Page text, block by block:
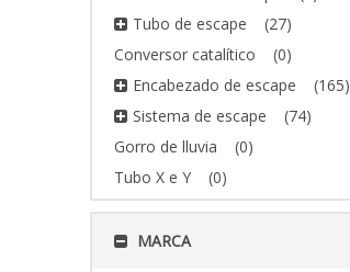
Tubo de escape
(27)
Conversor catalítico
(0)
Encabezado de escape
(165)
Sistema de escape
(74)
Gorro de lluvia
(0)
Tubo X e Y
(0)
MARCA